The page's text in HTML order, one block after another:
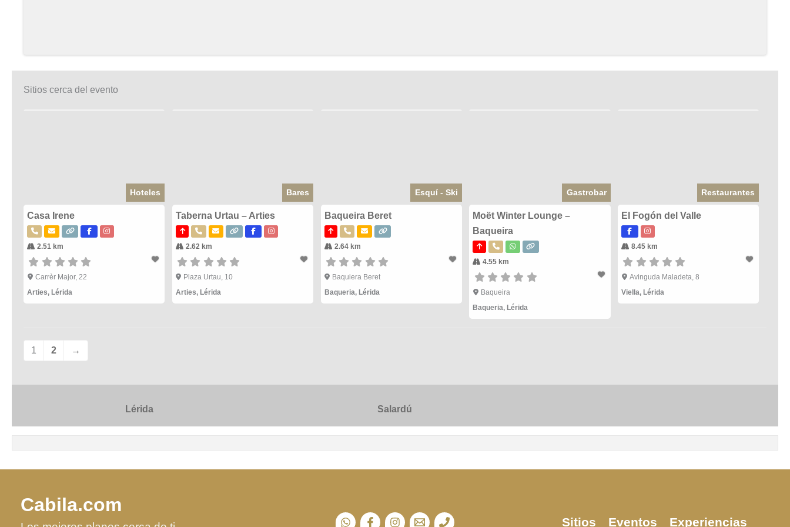
Sitios cerca del evento
Hoteles
Casa Irene
2.51 km
Carrèr Major, 22
Arties, Lérida
Bares
Taberna Urtau – Arties
2.62 km
Plaza Urtau, 10
Arties, Lérida
Esquí - Ski
Baqueira Beret
2.64 km
Baquiera Beret
Baqueria, Lérida
Gastrobar
Moët Winter Lounge –
Baqueira
4.55 km
Baqueira
Baqueria,Lérida
Restaurantes
El Fogón del Valle
8.45 km
Avinguda Maladeta, 8
Viella,Lérida
1 2 →
Lérida Salardú
Cabila.com
Sitios Eventos Experiencias